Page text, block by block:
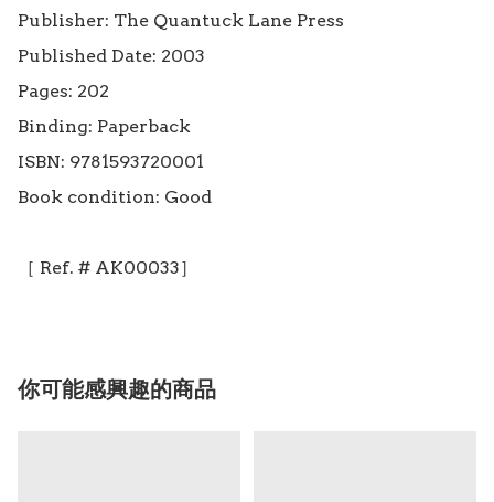
Publisher: The Quantuck Lane Press
Published Date: 2003
Pages: 202
Binding: Paperback
ISBN: 9781593720001
Book condition: Good
你可能感興趣的商品